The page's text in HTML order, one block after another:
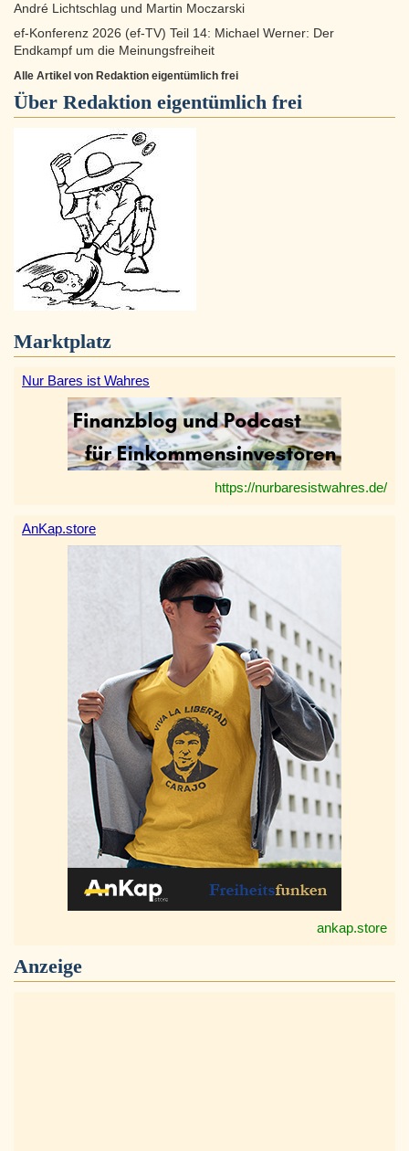
André Lichtschlag und Martin Moczarski
ef-Konferenz 2026 (ef-TV) Teil 14: Michael Werner: Der
Endkampf um die Meinungsfreiheit
Alle Artikel von Redaktion eigentümlich frei
Über Redaktion eigentümlich frei
Marktplatz
Nur Bares ist Wahres
https://nurbaresistwahres.de/
AnKap.store
ankap.store
Anzeige